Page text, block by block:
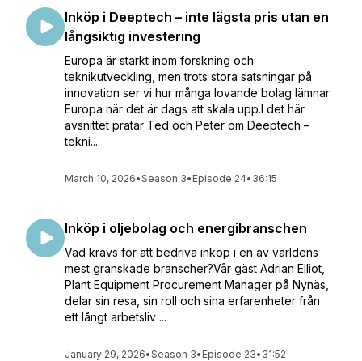
Inköp i Deeptech – inte lägsta pris utan en
långsiktig investering
Europa är starkt inom forskning och
teknikutveckling, men trots stora satsningar på
innovation ser vi hur många lovande bolag lämnar
Europa när det är dags att skala upp.I det här
avsnittet pratar Ted och Peter om Deeptech –
tekni...
March 10, 2026•Season 3• Episode 24• 36:15
Inköp i oljebolag och energibranschen
Vad krävs för att bedriva inköp i en av världens
mest granskade branscher?Vår gäst Adrian Elliot,
Plant Equipment Procurement Manager på Nynäs,
delar sin resa, sin roll och sina erfarenheter från
ett långt arbetsliv ...
January 29, 2026•Season 3• Episode 23• 31:52